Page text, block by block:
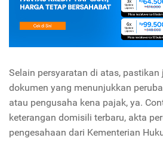
Selain persyaratan di atas,
dokumen yang menunjukkan
atau pengusaha kena pajak, ya.
keterangan domisili terbaru, akta
pengesahaan dari Kementerian